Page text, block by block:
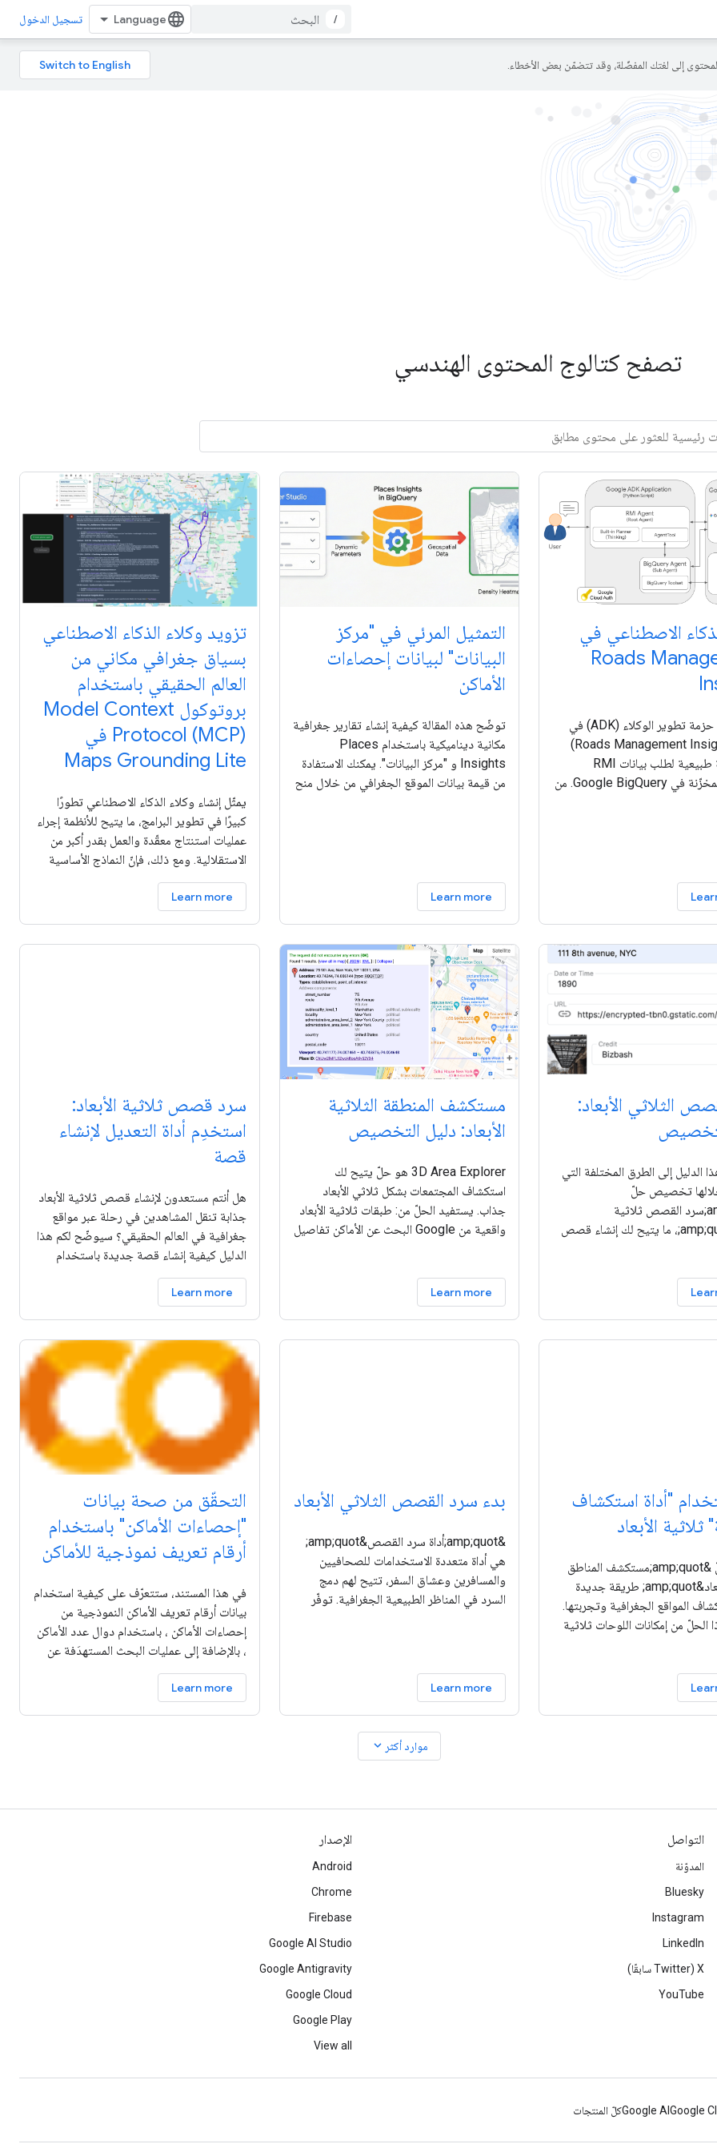
/ تسجيل الدخول
تصفح كتالوج المحتوى الهندسي
الاصطناعي في
Roads
يوفّر وكيل حزمة تطوير الوكلاء (ADK) في
Roads Management Insights (RMI)
واجهة بلغة طبيعية لطلب بيانات RMI
وتحليلها المخزّنة في Google BigQuery. من
التمثيل المرئي في "مركز
البيانات" لبيانات إحصاءات
الأماكن
توضّح هذه المقالة كيفية إنشاء تقارير جغرافية
مكانية ديناميكية باستخدام Places
Insights و "مركز البيانات". يمكنك الاستفادة
من قيمة بيانات الموقع الجغرافي من خلال منح
Learn more
تزويد وكلاء الذكاء الاصطناعي
بسياق جغرافي مكاني من
العالم الحقيقي باستخدام
بروتوكول Model Context
Protocol (MCP) في
Maps Grounding Lite
يمثّل إنشاء وكلاء الذكاء الاصطناعي تطورًا
كبيرًا في تطوير البرامج، ما يتيح للأنظمة إجراء
عمليات استنتاج معقّدة والعمل بقدر أكبر من
الاستقلالية. ومع ذلك، فإنّ النماذج الأساسية
التي تشغّل هذه الأنظمة تكون مقيّدة بشكل
طبيعي ببيانات التدريب الخاصة بها.
Learn more
الثلاثي الأبعاد:
الدليل إلى الطرق المختلفة التي
تخصيص حلّ
&amp;quot;سرد القصص ثلاثية
الأبعاد&amp;quot;، ما يتيح لك إنشاء قصص
يمكنك استخدام واجهة
مستكشف المنطقة الثلاثية
الأبعاد: دليل التخصيص
‫3D Area Explorer هو حلّ يتيح لك
استكشاف المجتمعات بشكل ثلاثي الأبعاد
جذاب. يستفيد الحلّ من: طبقات ثلاثية الأبعاد
واقعية من Google البحث عن الأماكن تفاصيل
التلقائي&amp;quot;. تفعيل يتميّز
Learn more
سرد قصص ثلاثية الأبعاد:
استخدِم أداة التعديل لإنشاء
قصة
هل أنتم مستعدون لإنشاء قصص ثلاثية الأبعاد
جذابة تنقل المشاهدين في رحلة عبر مواقع
جغرافية في العالم الحقيقي؟ سيوضّح لكم هذا
الدليل كيفية إنشاء قصة جديدة باستخدام
المحرّر المضمّن. استخدِموا واجهتنا السهلة
لضبط العناوين والأوصاف والصور وزوايا
Learn more
"أداة استكشاف
ثلاثية الأبعاد
يمنحك حلّ &amp;quot;مستكشف المناطق
الثلاثي الأبعاد&amp;quot; طريقة جديدة
المواقع الجغرافية وتجربتها.
الحلّ من إمكانات اللوحات ثلاثية
بدء سرد القصص الثلاثي الأبعاد
&amp;quot;أداة سرد القصص&amp;quot;
هي أداة متعددة الاستخدامات للصحافيين
والمسافرين وعشاق السفر، تتيح لهم دمج
السرد في المناظر الطبيعية الجغرافية. توفّر
Learn more
التحقّق من صحة بيانات
"إحصاءات الأماكن" باستخدام
أرقام تعريف نموذجية للأماكن
في هذا المستند، ستتعرّف على كيفية استخدام
بيانات أرقام تعريف الأماكن النموذجية من
إحصاءات الأماكن ، باستخدام دوال عدد الأماكن
، بالإضافة إلى عمليات البحث المستهدَفة عن
للحصول على نموذج مرجعي مفصّل لتنفيذ هذا
Learn more
موارد أكثر expand_more
التواصل
المدوّنة
Bluesky
Instagram
LinkedIn
‫X ‏(Twitter سابقًا)
YouTube
الإصدار
Android
Chrome
Firebase
Google AI Studio
Google Antigravity
Google Cloud
Google Play
View all
Google
Google AIكلّ المنتجات